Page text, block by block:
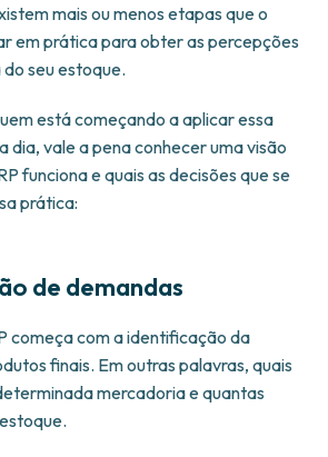
mais ou menos etapas que o
em prática para obter as percepções
seu estoque.
está começando a aplicar essa
dia, vale a pena conhecer uma visão
funciona e quais as decisões que se
prática:
de demandas
começa com a identificação da
finais. Em outras palavras, quais
mercadoria e quantas